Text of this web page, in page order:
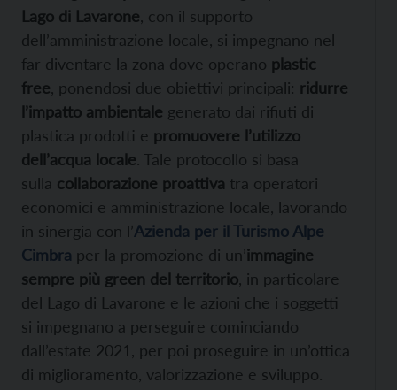
Lago di Lavarone , con il supporto
dell’amministrazione locale, si impegnano nel
far diventare la zona dove operano plastic
free , ponendosi due obiettivi principali: ridurre
l’impatto ambientale generato dai rifiuti di
plastica prodotti e promuovere l’utilizzo
dell’acqua locale. Tale protocollo si basa
sulla collaborazione proattiva tra operatori
economici e amministrazione locale, lavorando
in sinergia con l’Azienda per il Turismo Alpe
Cimbra per la promozione di un’immagine
sempre più green del territorio , in particolare
del Lago di Lavarone e le azioni che i soggetti
si impegnano a perseguire cominciando
dall’estate 2021, per poi proseguire in un’ottica
di miglioramento, valorizzazione e sviluppo.